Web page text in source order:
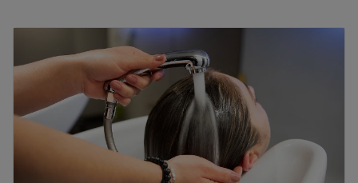
Mittwoch
Donnerstag
09:00
Freitag
09:00
Samstag
08:30
Sonntag
Geschlossen
Geh keine Kompromisse ein und lass deine Haare von